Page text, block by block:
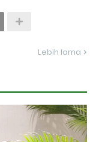
Lebih lama